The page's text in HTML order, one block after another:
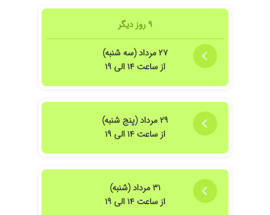
۹ روز دیگر
۲۷ مرداد (سه شنبه)
از ساعت ۱۴ الی ۱۹
۲۹ مرداد (پنج شنبه)
از ساعت ۱۴ الی ۱۹
۳۱ مرداد (شنبه)
از ساعت ۱۴ الی ۱۹